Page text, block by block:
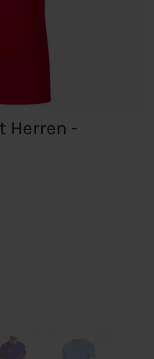
Herren -